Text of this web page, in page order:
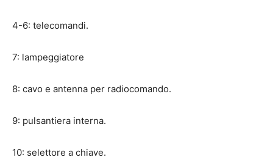
4-6: telecomandi.
7: lampeggiatore
8: cavo e antenna per radiocomando.
9: pulsantiera interna.
10: selettore a chiave.